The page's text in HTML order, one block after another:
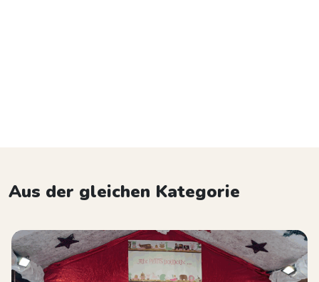
Aus der gleichen Kategorie